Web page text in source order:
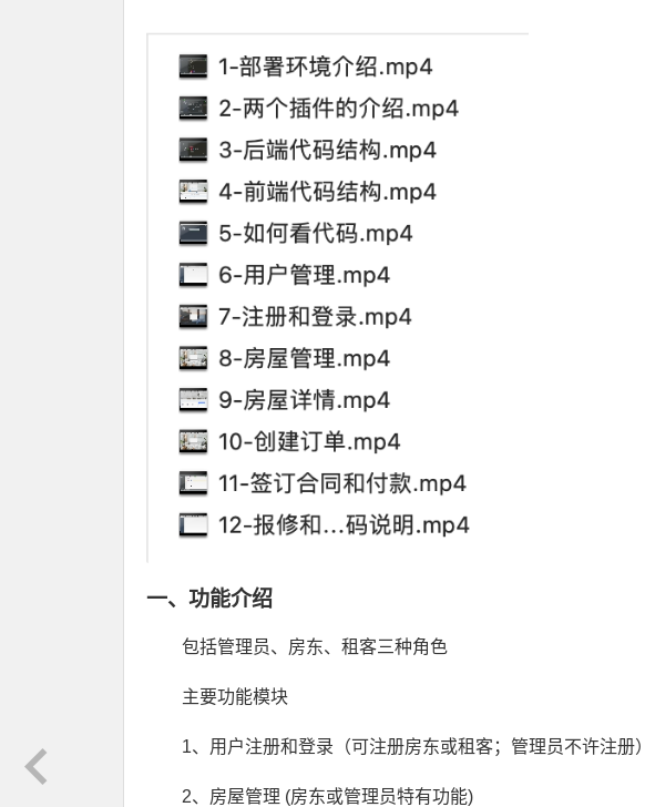
一、功能介绍
包括管理员、房东、租客三种角色
主要功能模块
1、用户注册和登录（可注册房东或租客；管理员不许注册）
2、房屋管理 (房东或管理员特有功能)